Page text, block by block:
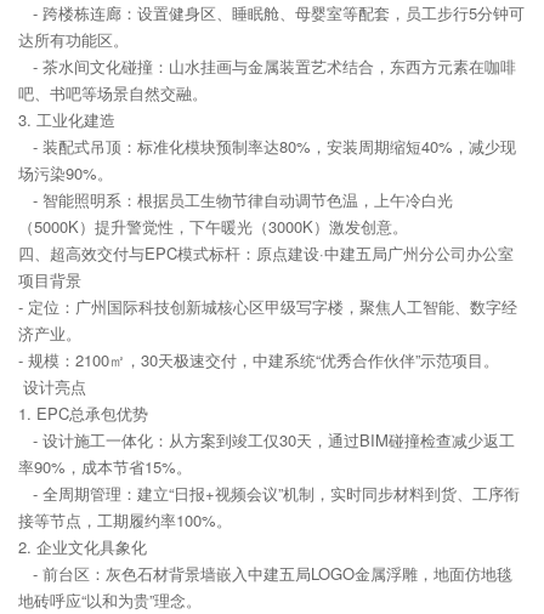
- 跨楼栋连廊：设置健身区、睡眠舱、母婴室等配套，员工步行5分钟可
达所有功能区。
- 茶水间文化碰撞：山水挂画与金属装置艺术结合，东西方元素在咖啡
吧、书吧等场景自然交融。
3. 工业化建造
- 装配式吊顶：标准化模块预制率达80%，安装周期缩短40%，减少现
场污染90%。
- 智能照明系：根据员工生物节律自动调节色温，上午冷白光
（5000K）提升警觉性，下午暖光（3000K）激发创意。
四、超高效交付与EPC模式标杆：原点建设·中建五局广州分公司办公室
项目背景
- 定位：广州国际科技创新城核心区甲级写字楼，聚焦人工智能、数字经
济产业。
- 规模：2100㎡，30天极速交付，中建系统“优秀合作伙伴”示范项目。
设计亮点
1. EPC总承包优势
- 设计施工一体化：从方案到竣工仅30天，通过BIM碰撞检查减少返工
率90%，成本节省15%。
- 全周期管理：建立“日报+视频会议”机制，实时同步材料到货、工序衔
接等节点，工期履约率100%。
2. 企业文化具象化
- 前台区：灰色石材背景墙嵌入中建五局LOGO金属浮雕，地面仿地毯
地砖呼应“以和为贵”理念。